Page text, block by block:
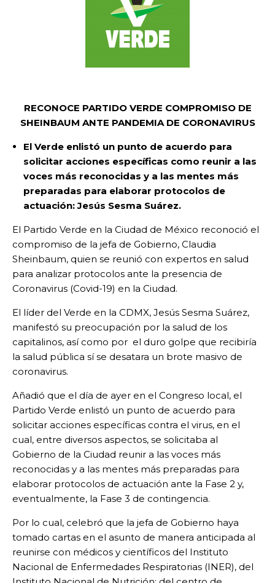
RECONOCE PARTIDO VERDE COMPROMISO DE
SHEINBAUM ANTE PANDEMIA DE CORONAVIRUS
El Verde enlistó un punto de acuerdo para
solicitar acciones específicas como reunir a las
voces más reconocidas y a las mentes más
preparadas para elaborar protocolos de
actuación: Jesús Sesma Suárez.
El Partido Verde en la Ciudad de México reconoció el
compromiso de la jefa de Gobierno, Claudia
Sheinbaum, quien se reunió con expertos en salud
para analizar protocolos ante la presencia de
Coronavirus (Covid-19) en la Ciudad.
El líder del Verde en la CDMX, Jesús Sesma Suárez,
manifestó su preocupación por la salud de los
capitalinos, así como por el duro golpe que recibiría
la salud pública sí se desatara un brote masivo de
coronavirus.
Añadió que el día de ayer en el Congreso local, el
Partido Verde enlistó un punto de acuerdo para
solicitar acciones específicas contra el virus, en el
cual, entre diversos aspectos, se solicitaba al
Gobierno de la Ciudad reunir a las voces más
reconocidas y a las mentes más preparadas para
elaborar protocolos de actuación ante la Fase 2 y,
eventualmente, la Fase 3 de contingencia.
Por lo cual, celebró que la jefa de Gobierno haya
tomado cartas en el asunto de manera anticipada al
reunirse con médicos y científicos del Instituto
Nacional de Enfermedades Respiratorias (INER), del